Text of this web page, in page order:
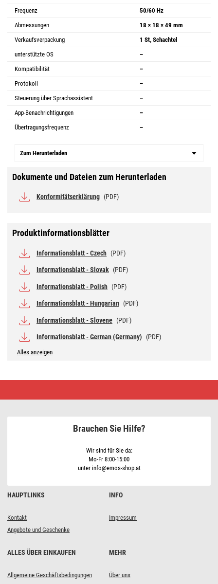
Frequenz
50/60 Hz
Abmessungen
18 × 18 × 49 mm
Verkaufsverpackung
1 St, Schachtel
unterstützte OS
–
Kompatibilität
–
Protokoll
–
Steuerung über Sprachassistent
–
App-Benachrichtigungen
–
Übertragungsfrequenz
–
Zum Herunterladen
Dokumente und Dateien zum Herunterladen
Konformitätserklärung (PDF)
Produktinformationsblätter
Informationsblatt - Czech (PDF)
Informationsblatt - Slovak (PDF)
Informationsblatt - Polish (PDF)
Informationsblatt - Hungarian (PDF)
Informationsblatt - Slovene (PDF)
Informationsblatt - German (Germany) (PDF)
Alles anzeigen
Classic
Warmweiß
HAUPTLINKS
Kontakt
Angebote und Geschenke
INFO
Impressum
ALLES ÜBER EINKAUFEN
Allgemeine Geschäftsbedingungen
MEHR
Über uns
Brauchen Sie Hilfe?
Wir sind für Sie da:
Mo-Fr 8:00-15:00
unter info@emos-shop.at